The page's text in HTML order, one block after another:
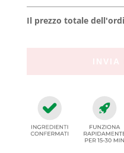
Il prezzo totale